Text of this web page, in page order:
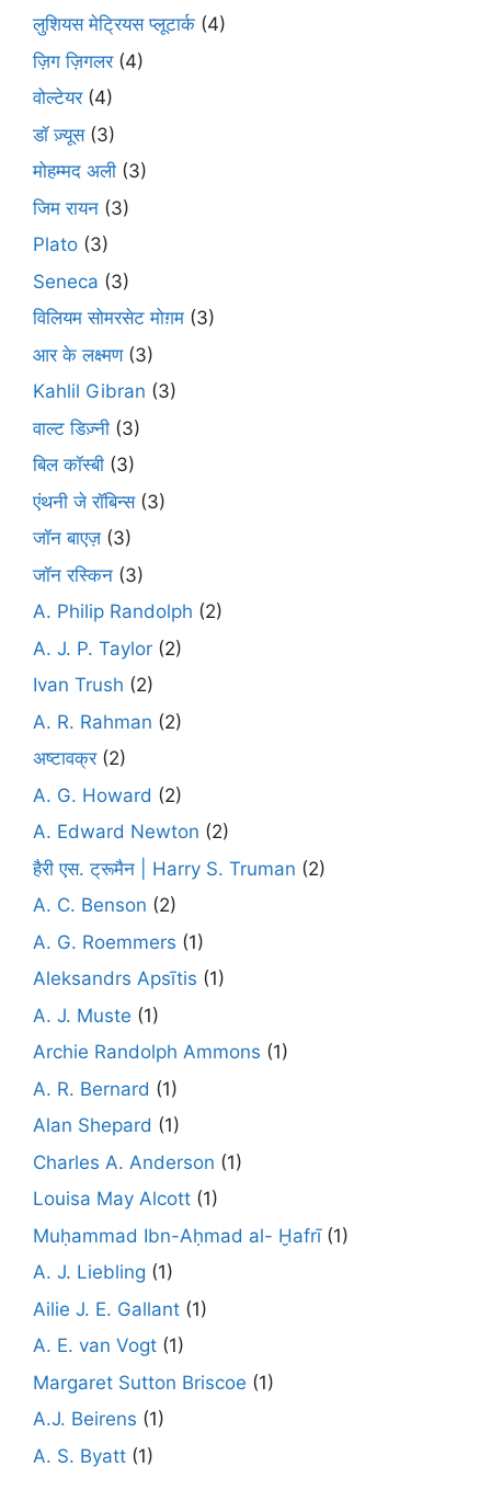
लुशियस मेट्रियस प्लूटार्क (4)
ज़िग ज़िगलर(4)
वोल्टेयर(4)
डॉ ज़्यूस(3)
मोहम्मद अली (3)
जिम रायन (3)
Plato (3)
Seneca (3)
विलियम सोमरसेट मोग़म (3)
आर के लक्ष्मण(3)
Kahlil Gibran (3)
वाल्ट डिज़्नी (3)
बिल कॉस्बी (3)
एंथनी जे रॉबिन्स(3)
जॉन बाएज़ (3)
जॉन रस्किन (3)
A. Philip Randolph (2)
A. J. P. Taylor (2)
Ivan Trush (2)
A. R. Rahman (2)
अष्टावक्र(2)
A. G. Howard (2)
A. Edward Newton (2)
हैरी एस. ट्रूमैन | Harry S. Truman (2)
A. C. Benson (2)
A. G. Roemmers (1)
Aleksandrs Apsītis (1)
A. J. Muste (1)
Archie Randolph Ammons (1)
A. R. Bernard (1)
Alan Shepard (1)
Charles A. Anderson (1)
Louisa May Alcott (1)
Muḥammad Ibn-Aḥmad al- Ḫafrī(1)
A. J. Liebling (1)
Ailie J. E. Gallant (1)
A. E. van Vogt (1)
Margaret Sutton Briscoe (1)
A.J. Beirens (1)
A. S. Byatt (1)